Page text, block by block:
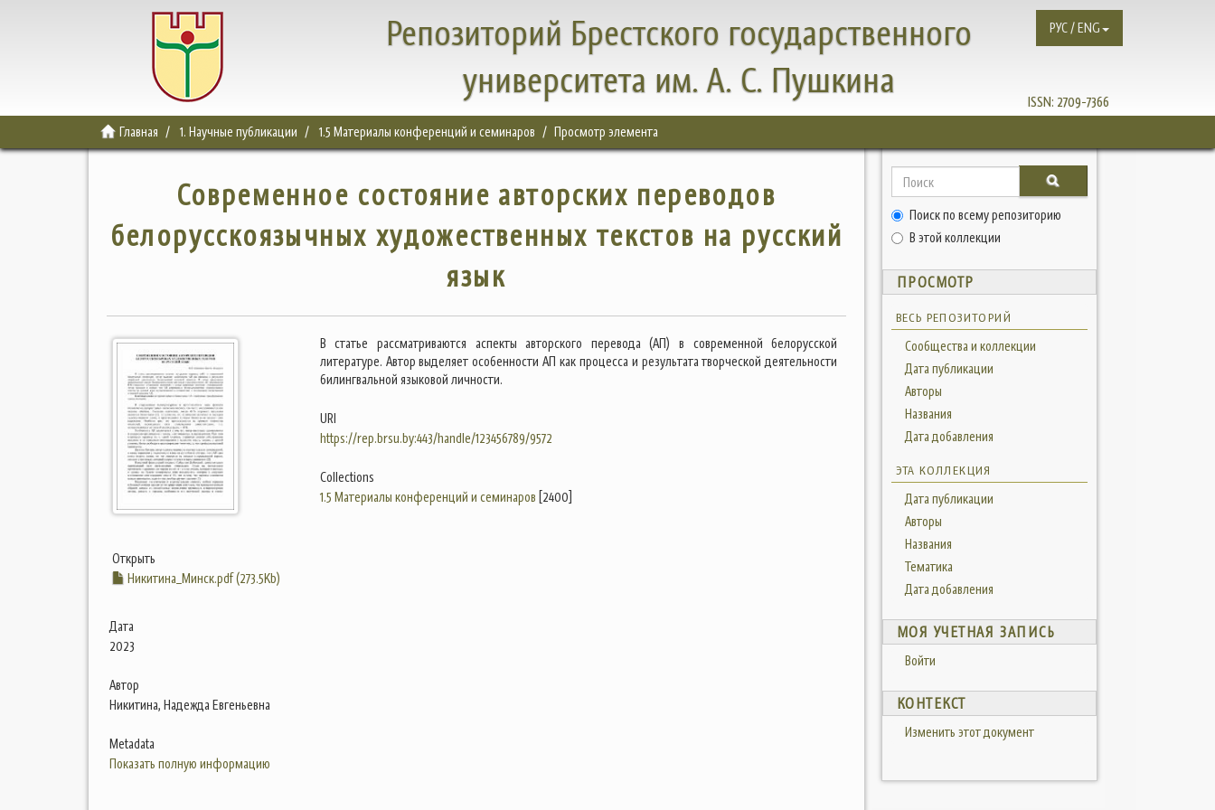
Репозиторий Брестского государственного
университета им. А. С. Пушкина
ISSN: 2709-7366
РУС / ENG
Главная 1. Научные публикации 1.5 Материалы конференций и семинаров Просмотр элемента
Современное состояние авторских переводов
белорусскоязычных художественных текстов на русский
язык
Открыть
Никитина_Минск.pdf (273.5Kb)
Дата
2023
Автор
Никитина, Надежда Евгеньевна
Metadata
Показать полную информацию
В статье рассматриваются аспекты авторского перевода (АП) в современной белорусской
литературе. Автор выделяет особенности АП как процесса и результата творческой деятельности
билингвальной языковой личности.
URI
https://rep.brsu.by:443/handle/123456789/9572
Collections
1.5 Материалы конференций и семинаров [2400]
Поиск по всему репозиторию
В этой коллекции
ПРОСМОТР
ВЕСЬ РЕПОЗИТОРИЙ
Сообщества и коллекции
Дата публикации
Авторы
Названия
Дата добавления
ЭТА КОЛЛЕКЦИЯ
Дата публикации
Авторы
Названия
Тематика
Дата добавления
МОЯ УЧЕТНАЯ ЗАПИСЬ
Войти
КОНТЕКСТ
Изменить этот документ